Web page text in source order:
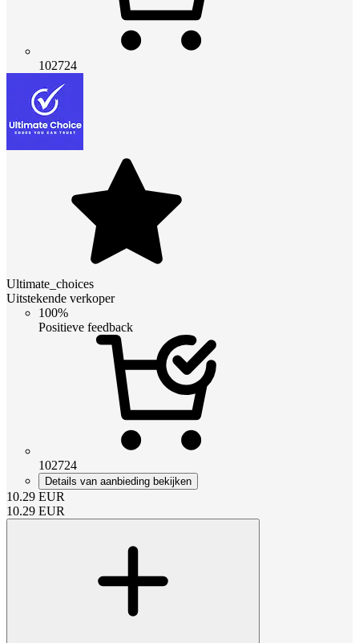
102724
Ultimate_choices
Uitstekende verkoper
100%
Positieve feedback
102724
Details van aanbieding bekijken
10.29 EUR
10.29 EUR